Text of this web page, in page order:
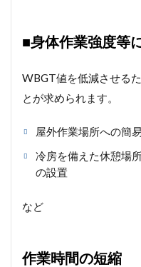
■身体作業強度等
WBGT値を低減させる
とが求められます。
屋外作業場所への簡
冷房を備えた休憩場
の設置
など
作業時間の短縮